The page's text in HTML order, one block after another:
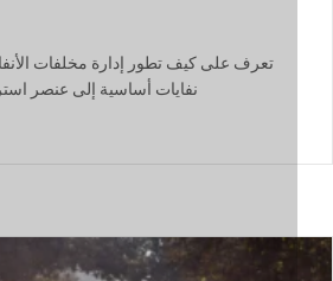
تعرف على كيف تطور إدارة مخلفات الأنفاق
نفايات أساسية إلى عنصر